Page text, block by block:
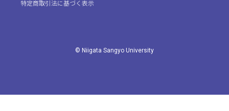
特定商取引法に基づく表示
© Niigata Sangyo University